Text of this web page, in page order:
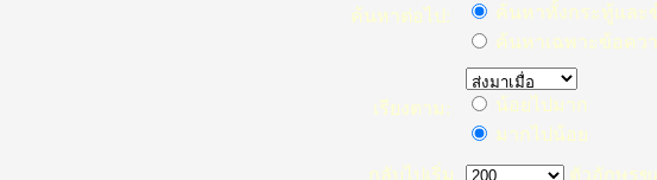
ค้นหาต่อไป:
ค้นหาทั้งกระทู้และ
ค้นหาเฉพาะข้อคว
เรียงตาม:
น้อยไปมาก
มากไปน้อย
กลับไปเริ่ม ตัวอักษรข